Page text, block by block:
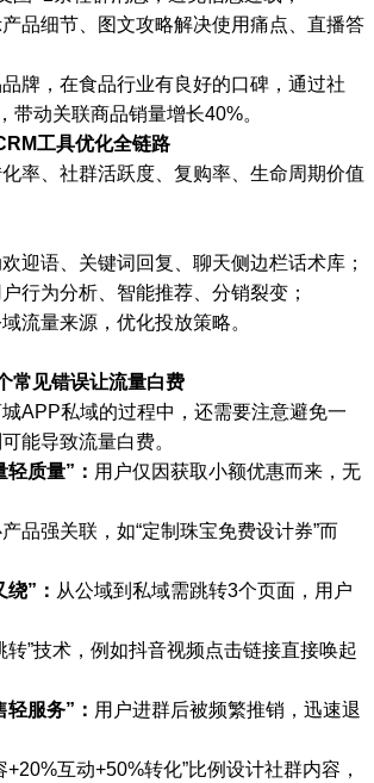
品细节、图文攻略解决使用痛点、直播答
牌，在食品行业有良好的口碑，通过社
带动关联商品销量增长40%。
工具优化全链路
率、社群活跃度、复购率、生命周期价值
迎语、关键词回复、聊天侧边栏话术库；
行为分析、智能推荐、分销裂变；
流量来源，优化投放策略。
常见错误让流量白费
APP私域的过程中，还需要注意避免一
能导致流量白费。
质量”： 用户仅因获取小额优惠而来，无
品强关联，如“定制珠宝免费设计券”而
”： 从公域到私域需跳转3个页面，用户
转”技术，例如抖音视频点击链接直接唤起
服务”： 用户进群后被频繁推销，迅速退
+20%互动+50%转化”比例设计社群内容，